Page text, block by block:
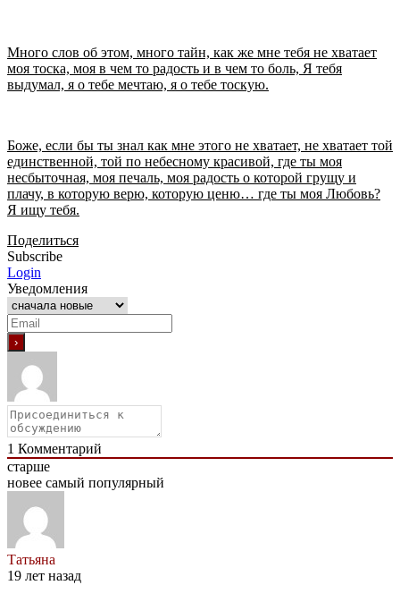
Много слов об этом, много тайн, как же мне тебя не хватает
моя тоска, моя в чем то радость и в чем то боль, Я тебя
выдумал, я о тебе мечтаю, я о тебе тоскую.
Боже, если бы ты знал как мне этого не хватает, не хватает той
единственной, той по небесному красивой, где ты моя
несбыточная, моя печаль, моя радость о которой грущу и
плачу, в которую верю, которую ценю… где ты моя Любовь?
Я ищу тебя.
Поделиться
Subscribe
Login
Уведомления
1 Комментарий
старше
новее самый популярный
Татьяна
19 лет назад